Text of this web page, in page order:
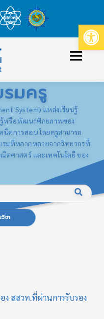
Menu
/รายวิชาที่เปิดสอน
/สมัครสมาชิก
มครู
System) แหล่งเรียนรู้
หรือพัฒนาศักยภาพของ
นิคการสอน โดยครูสามารถ
รมที่หลากหลายจากวิทยากรที่
ตศาสตร์ และเทคโนโลยี ของ
ชา
สสวท.ที่ผ่านการรับรอง